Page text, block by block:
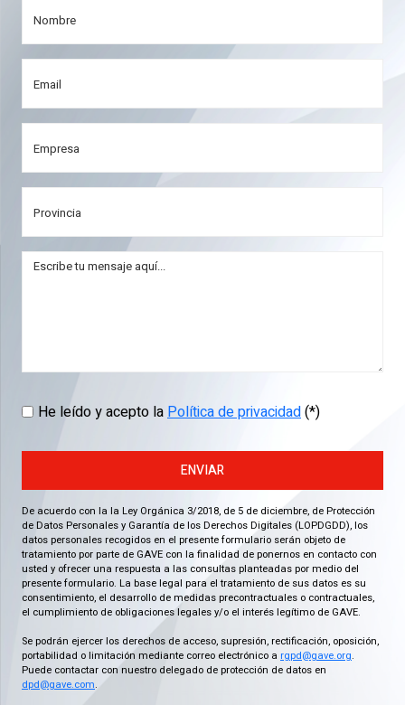
He leído y acepto laPolítica de privacidad(*)
ENVIAR
De acuerdo con la la Ley Orgánica 3/2018, de 5 de diciembre, de Protección
de Datos Personales y Garantía de los Derechos Digitales (LOPDGDD), los
datos personales recogidos en el presente formulario serán objeto de
tratamiento por parte de GAVE con la finalidad de ponernos en contacto con
usted y ofrecer una respuesta a las consultas planteadas por medio del
presente formulario. La base legal para el tratamiento de sus datos es su
consentimiento, el desarrollo de medidas precontractuales o contractuales,
el cumplimiento de obligaciones legales y/o el interés legítimo de GAVE.
Se podrán ejercer los derechos de acceso, supresión, rectificación, oposición,
portabilidad o limitación mediante correo electrónico a rgpd@gave.org.
Puede contactar con nuestro delegado de protección de datos en
dpd@gave.com.